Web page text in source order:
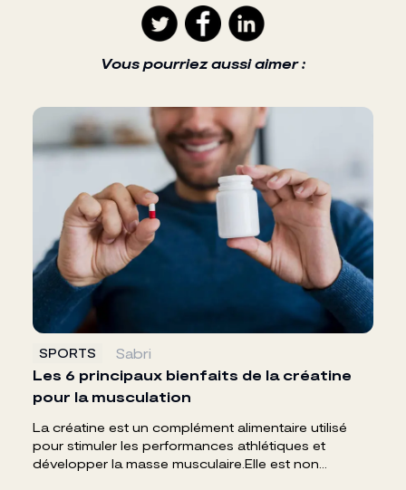
Vous pourriez aussi aimer :
SPORTS
Sabri
Les 6 principaux bienfaits de la créatine
pour la musculation
La créatine est un complément alimentaire utilisé
pour stimuler les performances athlétiques et
développer la masse musculaire.Elle est non...